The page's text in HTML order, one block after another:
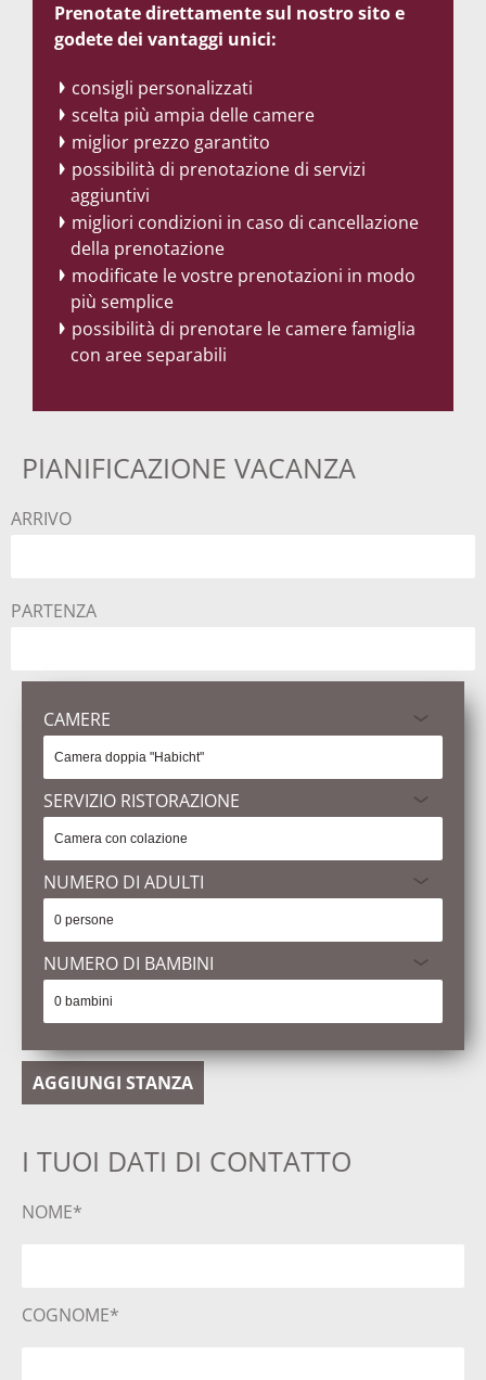
Prenotate direttamente sul nostro sito e
godete dei vantaggi unici:
consigli personalizzati
scelta più ampia delle camere
miglior prezzo garantito
possibilità di prenotazione di servizi
aggiuntivi
migliori condizioni in caso di cancellazione
della prenotazione
modificate le vostre prenotazioni in modo
più semplice
possibilità di prenotare le camere famiglia
con aree separabili
PIANIFICAZIONE VACANZA
ARRIVO
PARTENZA
CAMERE
SERVIZIO RISTORAZIONE
NUMERO DI ADULTI
NUMERO DI BAMBINI
AGGIUNGI STANZA
I TUOI DATI DI CONTATTO
NOME*
COGNOME*